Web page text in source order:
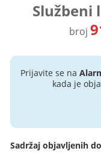
Službeni
broj
Prijavite se na
kada je
Sadržaj objavljenih